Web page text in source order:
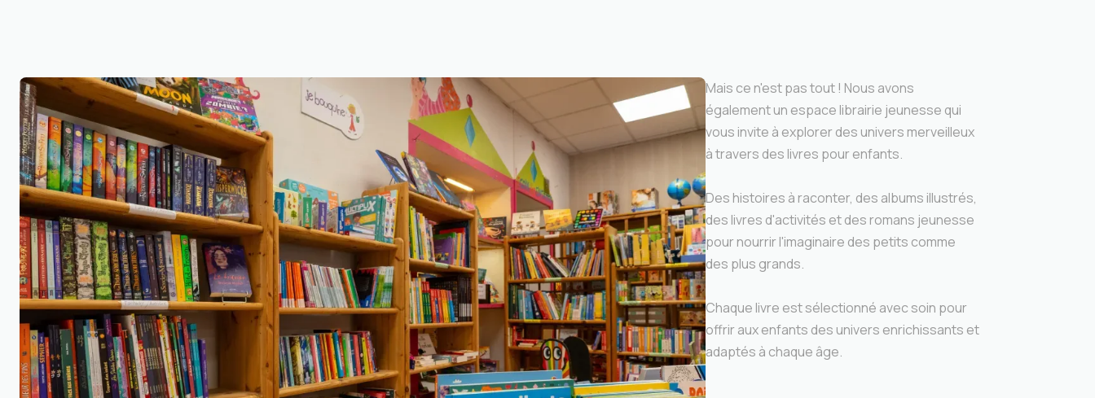
Mais ce n'est pas tout ! Nous avons
également un espace librairie jeunesse qui
vous invite à explorer des univers merveilleux
à travers des livres pour enfants.
Des histoires à raconter, des albums illustrés,
des livres d'activités et des romans jeunesse
pour nourrir l'imaginaire des petits comme
des plus grands.
Chaque livre est sélectionné avec soin pour
offrir aux enfants des univers enrichissants et
adaptés à chaque âge.